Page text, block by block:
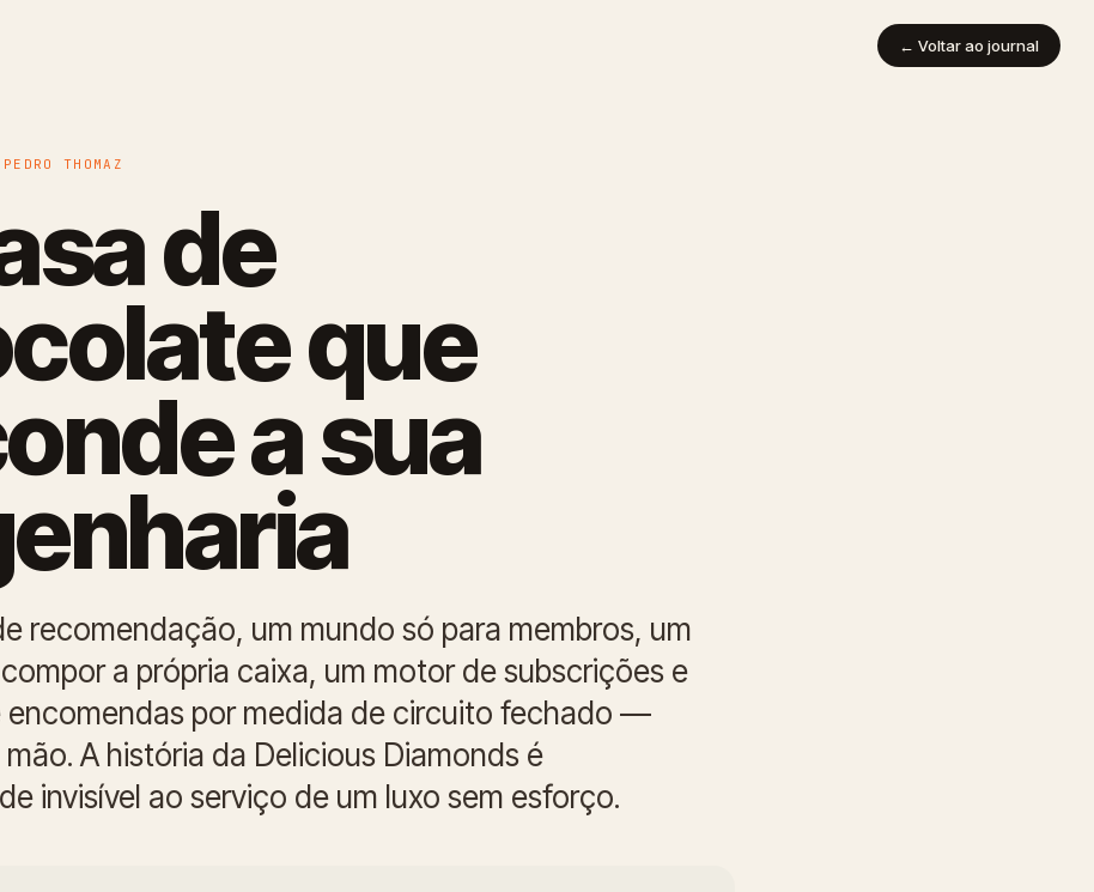
← Voltar ao journal
THOMAZ
de
que
a sua
recomendação, um mundo só para membros, um
a própria caixa, um motor de subscrições e
encomendas por medida de circuito fechado —
A história da Delicious Diamonds é
invisível ao serviço de um luxo sem esforço.